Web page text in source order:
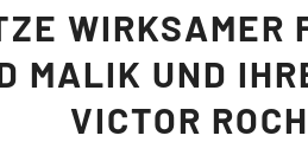
WIRKSAMER
MALIK UND
VICTOR